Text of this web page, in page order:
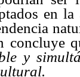
en
concluye
y